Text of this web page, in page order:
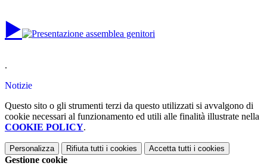
▶️
.
Notizie
Questo sito o gli strumenti terzi da questo utilizzati si avvalgono di
cookie necessari al funzionamento ed utili alle finalità illustrate nella
COOKIE POLICY.
Personalizza Rifiuta tutti i cookies Accetta tutti i cookies
Gestione cookie